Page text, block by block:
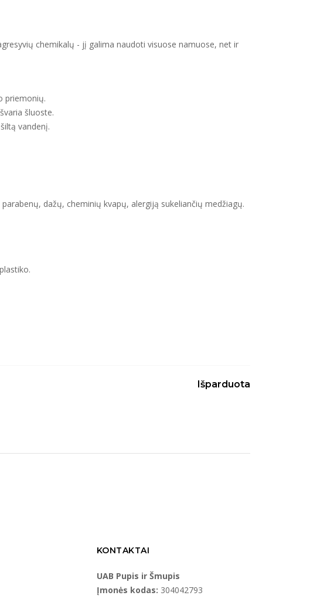
chemikalų - jį galima naudoti visuose namuose, net ir
priemonių.
šluoste.
vandenį.
dažų, cheminių kvapų, alergiją sukeliančių medžiagų.
Išparduota
KONTAKTAI
UAB Pupis ir Šmupis
Įmonės kodas: 304042793